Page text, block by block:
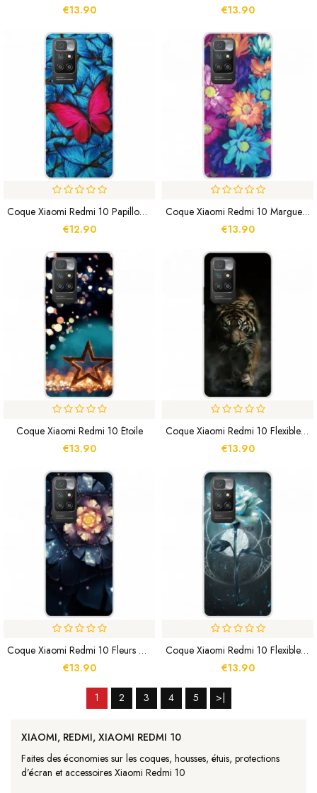
€13.90
€13.90
Coque Xiaomi Redmi 10 Papillons Sauvages
€12.90
Coque Xiaomi Redmi 10 Marguerites Colorées
€13.90
Coque Xiaomi Redmi 10 Étoile
€13.90
Coque Xiaomi Redmi 10 Flexible Tigre
€13.90
Coque Xiaomi Redmi 10 Fleurs Sauvages
€13.90
Coque Xiaomi Redmi 10 Flexible Rose Verte
€13.90
1 2 3 4 5 >|
XIAOMI, REDMI, XIAOMI REDMI 10
Faites des économies sur les coques, housses, étuis, protections
d’écran et accessoires Xiaomi Redmi 10